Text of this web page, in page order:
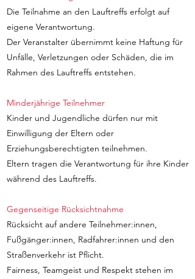
Die Teilnahme an den Lauftreffs erfolgt auf
eigene Verantwortung.
Der Veranstalter übernimmt keine Haftung für
Unfälle, Verletzungen oder Schäden, die im
Rahmen des Lauftreffs entstehen.
Minderjährige Teilnehmer
Kinder und Jugendliche dürfen nur mit
Einwilligung der Eltern oder
Erziehungsberechtigten teilnehmen.
Eltern tragen die Verantwortung für ihre Kinder
während des Lauftreffs.
Gegenseitige Rücksichtnahme
Rücksicht auf andere Teilnehmer:innen,
Fußgänger:innen, Radfahrer:innen und den
Straßenverkehr ist Pflicht.
Fairness, Teamgeist und Respekt stehen im